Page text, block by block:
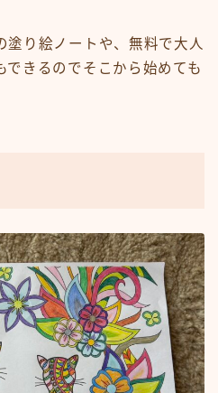
塗り絵ノートや、無料で大人
できるのでそこから始めても